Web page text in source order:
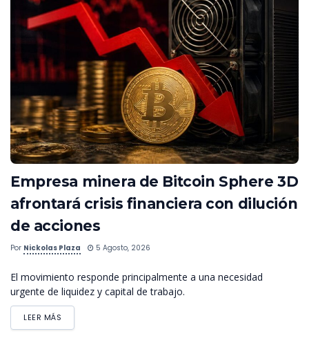
Empresa minera de Bitcoin Sphere 3D
afrontará crisis financiera con dilución
de acciones
Por Nickolas Plaza 5 Agosto, 2026
El movimiento responde principalmente a una necesidad
urgente de liquidez y capital de trabajo.
LEER MÁS